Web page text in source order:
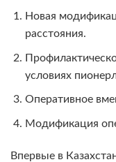
Новая
расстояния.
условиях
Оперативное
Модификация
Впервые в